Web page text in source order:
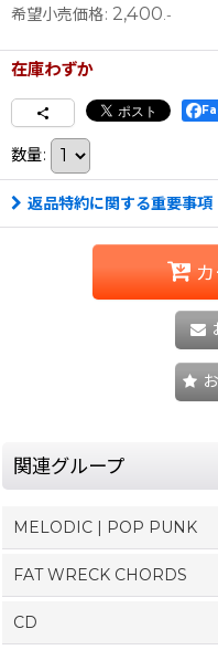
希望小売価格: 2,400 .-
在庫わずか
数量:
返品特約に関する重要事項
関連グループ
MELODIC | POP PUNK
FAT WRECK CHORDS
CD